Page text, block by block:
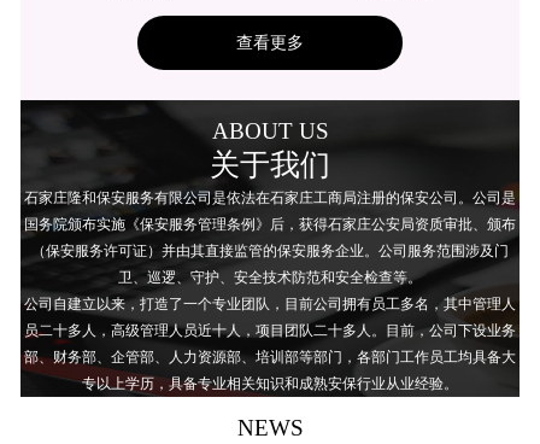
查看更多
ABOUT US
关于我们
石家庄隆和保安服务有限公司是依法在石家庄工商局注册的保安公司。公司是
国务院颁布实施《保安服务管理条例》后，获得石家庄公安局资质审批、颁布
（保安服务许可证）并由其直接监管的保安服务企业。公司服务范围涉及门
卫、巡逻、守护、安全技术防范和安全检查等。
公司自建立以来，打造了一个专业团队，目前公司拥有员工多名，其中管理人
员二十多人，高级管理人员近十人，项目团队二十多人。目前，公司下设业务
部、财务部、企管部、人力资源部、培训部等部门，各部门工作员工均具备大
专以上学历，具备专业相关知识和成熟安保行业从业经验。
NEWS